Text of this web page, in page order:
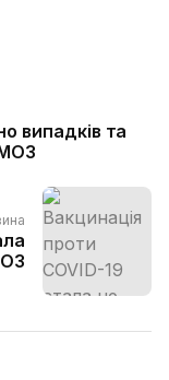
випадків та